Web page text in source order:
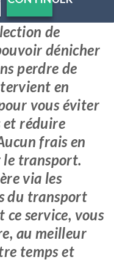
de
dénicher
perdre de
en
vous éviter
et réduire
frais en
le transport.
via les
du transport
service, vous
au meilleur
temps et